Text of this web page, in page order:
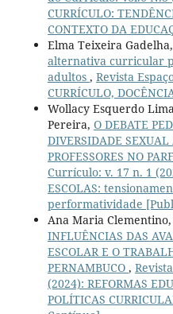
CURRÍCULO:
CONTEXTO DA
Elma Teixeira Gadelha,
alternativa curricular
adultos , Revista
CURRÍCULO,
Wollacy Esquerdo
Pereira, O DEBATE
DIVERSIDADE
PROFESSORES NO
Currículo: v. 17 n. 1
ESCOLAS:
performatividade
Ana Maria
INFLUÊNCIAS DAS
ESCOLAR E O
PERNAMBUCO ,
(2024): REFORMAS
POLÍTICAS